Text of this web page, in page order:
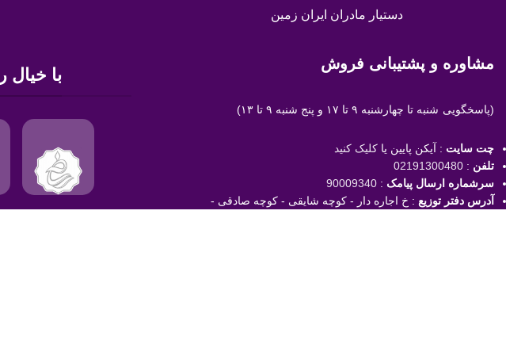
دستیار مادران ایران زمین
مشاوره و پشتیبانی فروش
(پاسخگویی شنبه تا چهارشنبه ۹ تا ۱۷ و پنج شنبه ۹ تا ۱۳)
چت سایت : آیکن پایین یا کلیک کنید
تلفن :
02191300480
سرشماره ارسال پیامک :
90009340
آدرس دفتر توزیع : خ اجاره دار - کوچه شایقی - کوچه صادقی -
با خیال